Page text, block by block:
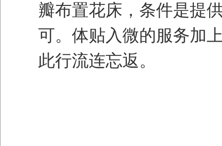
瓣布置花床，条件是提
可。体贴入微的服务加
此行流连忘返。